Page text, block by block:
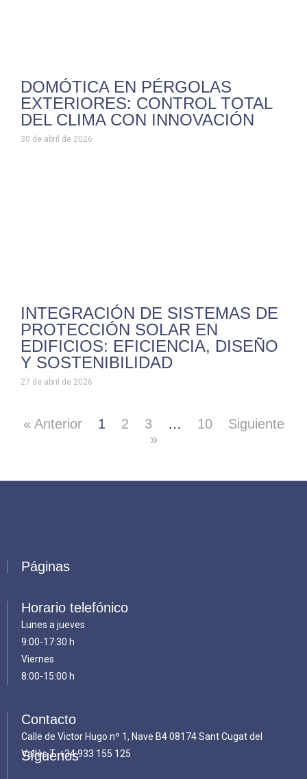
DOMÓTICA EN PÉRGOLAS
EXTERIORES: CONTROL TOTAL
DEL CLIMA CON INNOVACIÓN
30 de abril de 2026
INTEGRACIÓN DE SISTEMAS DE
PROTECCIÓN SOLAR EN
EDIFICIOS: EFICIENCIA, DISEÑO
Y SOSTENIBILIDAD
27 de abril de 2026
« Anterior 1 2 3 … 10
Siguiente
»
Páginas
Horario telefónico
Lunes a jueves
9:00-17:30 h
Viernes
8:00-15:00 h
Contacto
Calle de Victor Hugo nº 1, Nave B4 08174 Sant Cugat del
Vallès T.+34 933 155 125
Síguenos